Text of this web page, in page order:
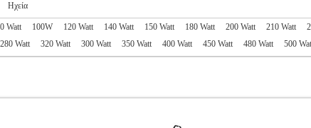
Ηχεία
Watt 100W 120 Watt 140 Watt 150 Watt 180 Watt 200 Watt 210 Watt
280 Watt 320 Watt 300 Watt 350 Watt 400 Watt 450 Watt 480 Watt 500